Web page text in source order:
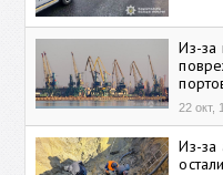
Из-за
22 окт,
Из-за